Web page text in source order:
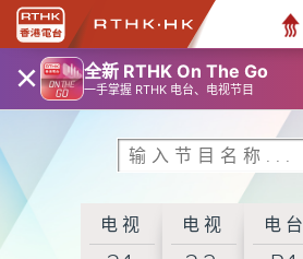
× 全新 RTHK On The Go
一手掌握 RTHK 电台、电视节目
电视 电视 电台